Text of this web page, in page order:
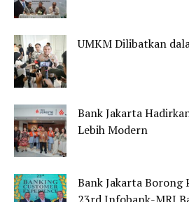
UMKM Dilibatkan
Bank Jakarta
Lebih Modern
Bank Jakarta Borong